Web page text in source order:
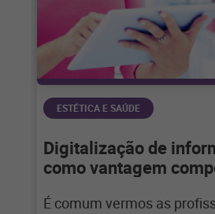
ESTÉTICA E SAÚDE
Digitalização de
como vantagem
É comum vermos as